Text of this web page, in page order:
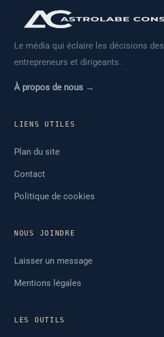
Le média qui éclaire les décisions des
entrepreneurs et dirigeants.
À propos de nous →
LIENS UTILES
Plan du site
Contact
Politique de cookies
NOUS JOINDRE
Laisser un message
Mentions légales
LES OUTILS